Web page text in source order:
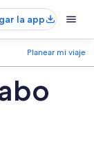
la app
Planear mi viaje